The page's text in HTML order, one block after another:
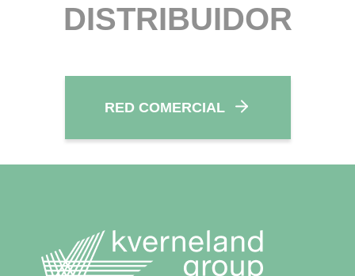
DISTRIBUIDOR
RED COMERCIAL